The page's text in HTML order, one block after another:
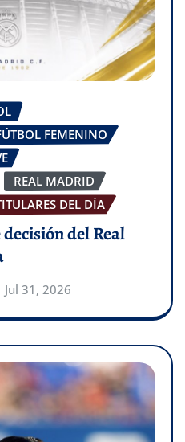
FEMENINO
REAL MADRID
DEL DÍA
del Real
Jul 31, 2026